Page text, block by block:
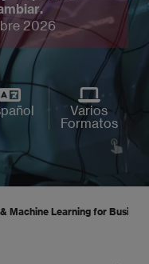
Varios
Formatos
2026
Machine Learning for Business